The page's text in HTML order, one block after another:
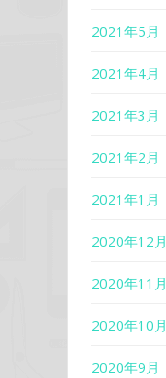
2021年5月
2021年4月
2021年3月
2021年2月
2021年1月
2020年12月
2020年11月
2020年10月
2020年9月